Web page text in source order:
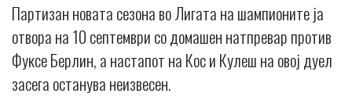
Партизан новата сезона во Лигата на шампионите ја
отвора на 10 септември со домашен натпревар против
Фуксе Берлин, а настапот на Кос и Кулеш на овој дуел
засега останува неизвесен.